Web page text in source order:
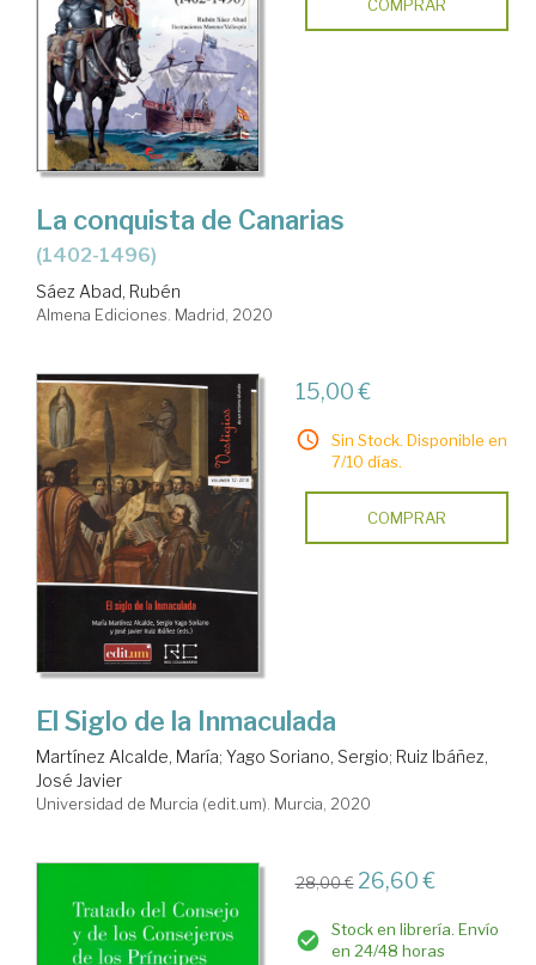
COMPRAR
La conquista de Canarias
(1402-1496)
Sáez Abad, Rubén
Almena Ediciones. Madrid, 2020
15,00 €
Sin Stock. Disponible en
7/10 días.
COMPRAR
El Siglo de la Inmaculada
Martínez Alcalde, María; Yago Soriano, Sergio; Ruiz Ibáñez,
José Javier
Universidad de Murcia (edit.um). Murcia, 2020
28,00 € 26,60 €
Stock en librería. Envío
en 24/48 horas